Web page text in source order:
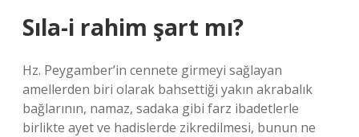
Sıla-i rahim şart mı?
Hz. Peygamber’in cennete girmeyi sağlayan
amellerden biri olarak bahsettiği yakın akrabalık
bağlarının, namaz, sadaka gibi farz ibadetlerle
birlikte ayet ve hadislerde zikredilmesi, bunun ne